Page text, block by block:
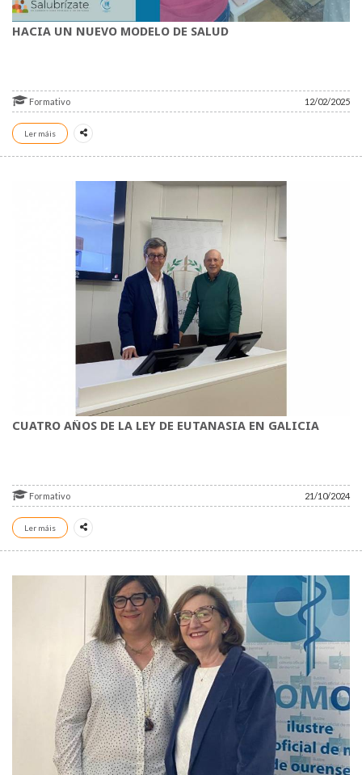
HACIA UN NUEVO MODELO DE SALUD
Formativo 12/02/2025
Ler máis
CUATRO AÑOS DE LA LEY DE EUTANASIA EN GALICIA
Formativo 21/10/2024
Ler máis